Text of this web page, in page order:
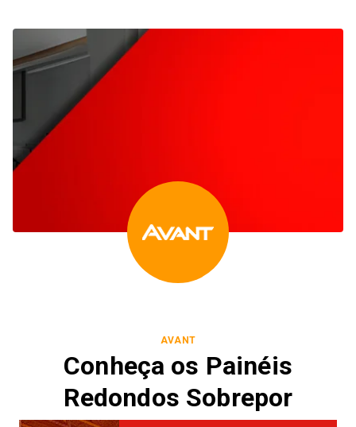
AVANT
Conheça os Painéis
Redondos Sobrepor